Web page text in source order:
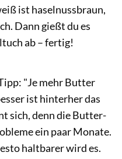
ist haselnussbraun,
Dann gießt du es
ab – fertig!
"Je mehr Butter
ist hinterher das
sich, denn die Butter-
ein paar Monate.
haltbarer wird es.